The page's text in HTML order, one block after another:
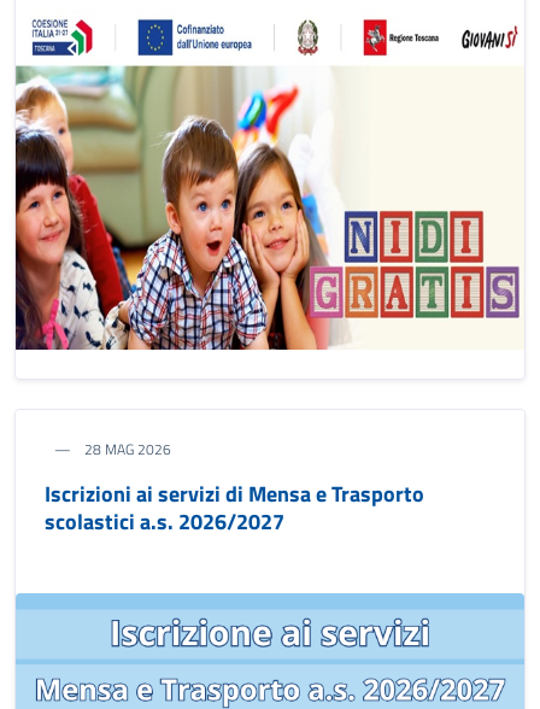
28 MAG 2026
Iscrizioni ai servizi di Mensa e Trasporto
scolastici a.s. 2026/2027